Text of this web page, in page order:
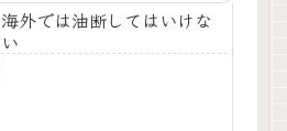
海外では油断してはいけな
い